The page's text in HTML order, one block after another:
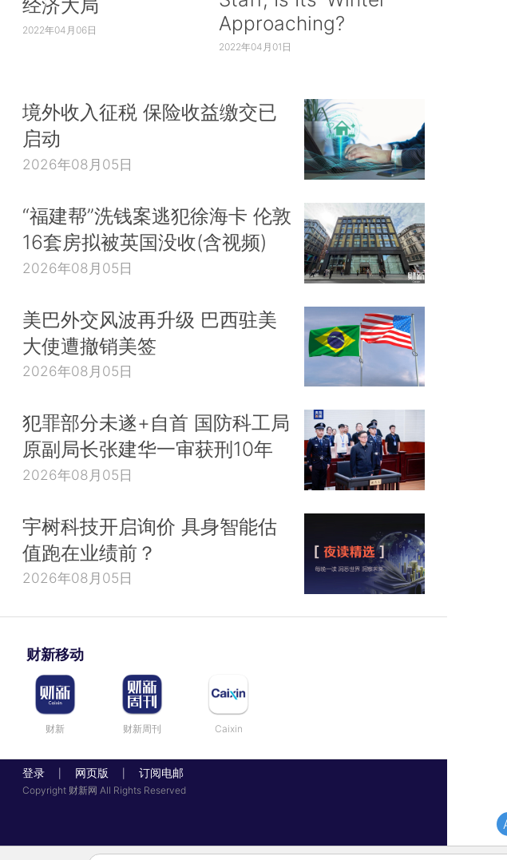
经济大局
2022年04月06日
Approaching?
2022年04月01日
境外收入征税 保险收益缴交已
启动
2026年08月05日
“福建帮”洗钱案逃犯徐海卡 伦敦
16套房拟被英国没收(含视频)
2026年08月05日
美巴外交风波再升级 巴西驻美
大使遭撤销美签
2026年08月05日
犯罪部分未遂+自首 国防科工局
原副局长张建华一审获刑10年
2026年08月05日
宇树科技开启询价 具身智能估
值跑在业绩前？
2026年08月05日
财新移动
财新 财新周刊 Caixin
登录 网页版 订阅电邮
Copyright 财新网 All Rights Reserved